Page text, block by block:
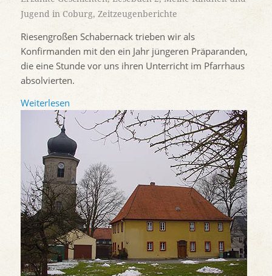
Jugend in Coburg, Zeitzeugenberichte
Riesengroßen Schabernack trieben wir als
Konfirmanden mit den ein Jahr jüngeren Präparanden,
die eine Stunde vor uns ihren Unterricht im Pfarrhaus
absolvierten.
Weiterlesen